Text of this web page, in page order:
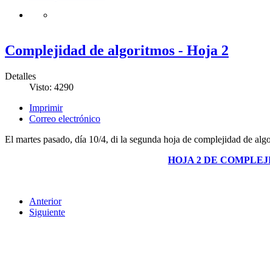
Complejidad de algoritmos - Hoja 2
Detalles
Visto: 4290
Imprimir
Correo electrónico
El martes pasado, día 10/4, di la segunda hoja de complejidad de
HOJA 2 DE
Anterior
Siguiente